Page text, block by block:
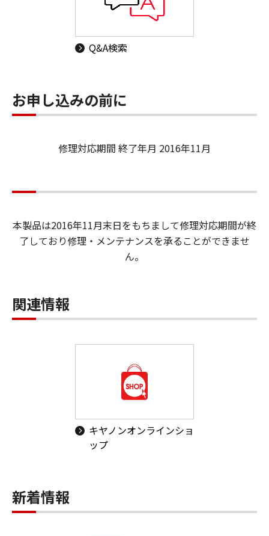
Q&A検索
お申し込みの前に
修理対応期間 終了年月 2016年11月
本製品は2016年11月末日をもちまして修理対応期間が終
了しており修理・メンテナンスを承ることができませ
ん。
関連情報
キヤノンオンラインショ
ップ
新着情報